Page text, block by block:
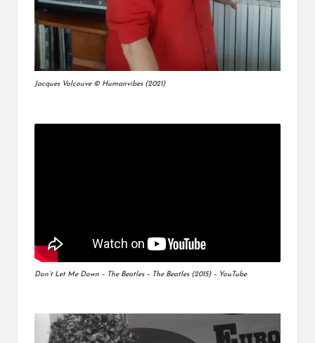
Jacques Volcouve © Humanvibes (2021)
Don’t Let Me Down – The Beatles – The Beatles (2015) – YouTube